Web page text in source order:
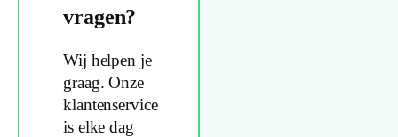
vragen?
Wij helpen je
graag. Onze
klantenservice
is elke dag